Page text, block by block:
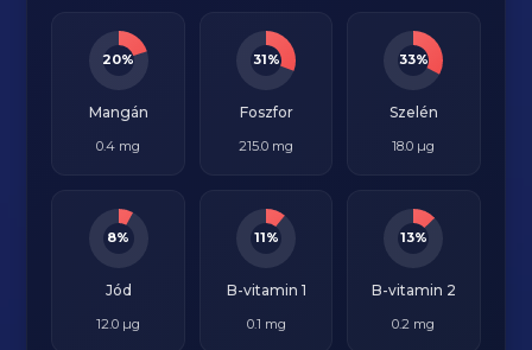
20%
Mangán
0.4 mg
31%
Foszfor
215.0 mg
33%
Szelén
18.0 µg
8%
Jód
12.0 µg
11%
B-vitamin 1
0.1 mg
13%
B-vitamin 2
0.2 mg